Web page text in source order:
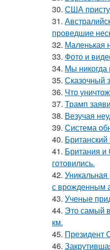
30. США
31.
проведшие
32. Маленькая
33. Фото и
34. Мы никогда
35. Сказочный
36. Что
37. Трамп
38. Везучая
39. Система
40.
41. Британия и
готовились.
42. Уникальная
с врожденным
43. Ученые
44. Это самый
км.
45. Президент
46.